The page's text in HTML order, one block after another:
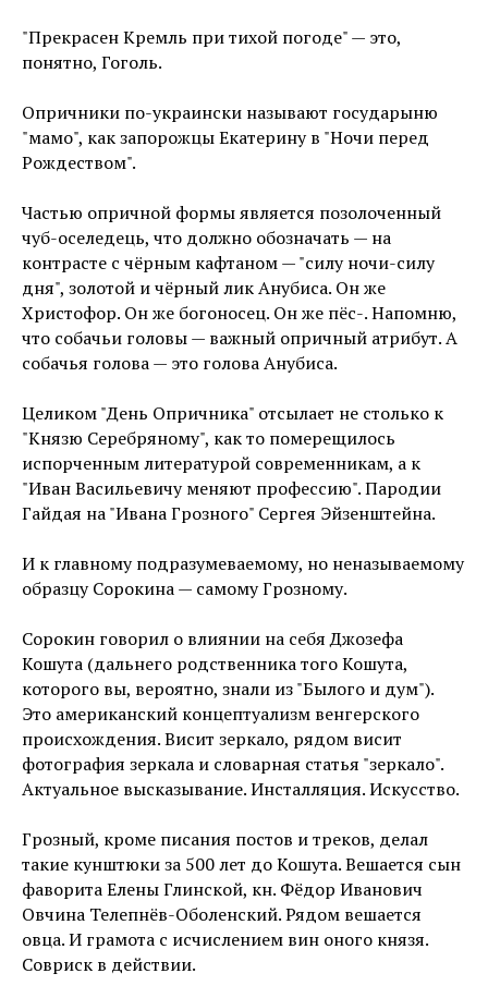
"Прекрасен Кремль при тихой погоде" — это,
понятно, Гоголь.
Опричники по-украински называют государыню
"мамо", как запорожцы Екатерину в "Ночи перед
Рождеством".
Частью опричной формы является позолоченный
чуб-оселедець, что должно обозначать — на
контрасте с чёрным кафтаном — "силу ночи-силу
дня", золотой и чёрный лик Анубиса. Он же
Христофор. Он же богоносец. Он же пёс-Ԥ. Напомню,
что собачьи головы — важный опричный атрибут. А
собачья голова — это голова Анубиса.
Целиком "День Опричника" отсылает не столько к
"Князю Серебряному", как то померещилось
испорченным литературой современникам, а к
"Иван Васильевичу меняют профессию". Пародии
Гайдая на "Ивана Грозного" Сергея Эйзенштейна.
И к главному подразумеваемому, но неназываемому
образцу Сорокина — самому Грозному.
Сорокин говорил о влиянии на себя Джозефа
Кошута (дальнего родственника того Кошута,
которого вы, вероятно, знали из "Былого и дум").
Это американский концептуализм венгерского
происхождения. Висит зеркало, рядом висит
фотография зеркала и словарная статья "зеркало".
Актуальное высказывание. Инсталляция. Искусство.
Грозный, кроме писания постов и треков, делал
такие кунштюки за 500 лет до Кошута. Вешается сын
фаворита Елены Глинской, кн. Фёдор Иванович
Овчина Телепнёв-Оболенский. Рядом вешается
овца. И грамота с исчислением вин оного князя.
Совриск в действии.